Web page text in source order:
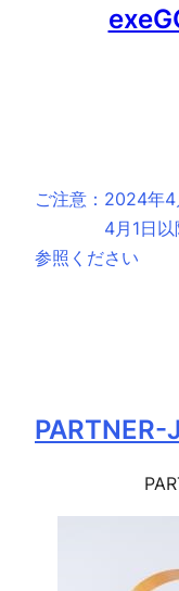
ご注意：2024年4
4月1日以降に
参照ください